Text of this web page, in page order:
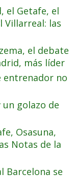
el Getafe, el
Villarreal: las
el debate
más líder
entrenador no
un golazo de
Osasuna,
Notas de la
Barcelona se